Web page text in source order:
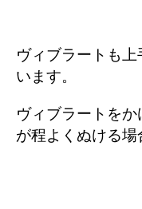
ヴィブラートも
います。
ヴィブラートを
が程よくぬける場